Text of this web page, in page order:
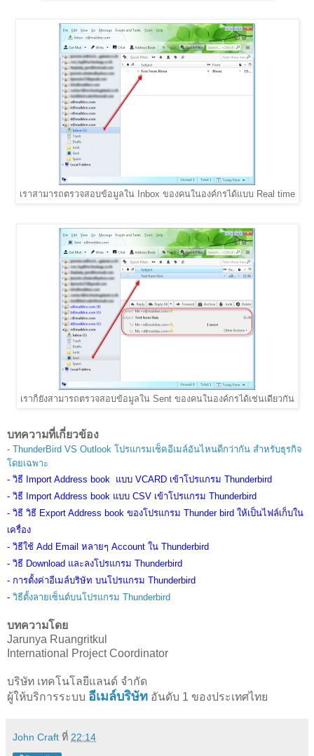
เราสามารถตรวจสอบข้อมูลใน Inbox ของคนในองค์กรได้แบบ Real time
เราก็ยังสามารถตรวจสอบข้อมูลใน Sent ของคนในองค์กรได้เช่นเดียวกัน
บทความที่เกี่ยวข้อง
- ThunderBird VS Outlook โปรแกรมเช็คอีเมล์อันไหนดีกว่ากัน สำหรับธุรกิจ
โดยเฉพาะ
- วิธี Import Address book แบบ VCARD เข้าโปรแกรม Thunderbird
- วิธี Import Address book แบบ CSV เข้าโปรแกรม Thunderbird
- วิธี วิธี Export Address book ของโปรแกรม Thunder bird ให้เป็นไฟล์เก็บใน
เครื่อง
- วิธีใช้ Add Email หลายๆ Account ใน Thunderbird
- วิธี Download และลงโปรแกรม Thunderbird
- การตั้งค่าอีเมล์บริษัท บนโปรแกรม Thunderbird
- วิธีตั้งลายเซ็นต์บนโปรแกรม Thunderbird
บทความโดย
Jarunya Ruangritkul
International Project Coordinator
บริษัท เทคโนโลยีแลนด์ จำกัด
ผู้ให้บริการระบบ อีเมล์บริษัท อันดับ 1 ของประเทศไทย
John Craft ที่ 22:14